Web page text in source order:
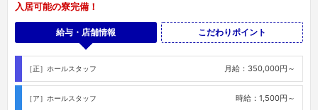
入居可能の寮完備！
給与・店舗情報 こだわりポイント
［正］ホールスタッフ 月給：350,000円～
［ア］ホールスタッフ 時給：1,500円～